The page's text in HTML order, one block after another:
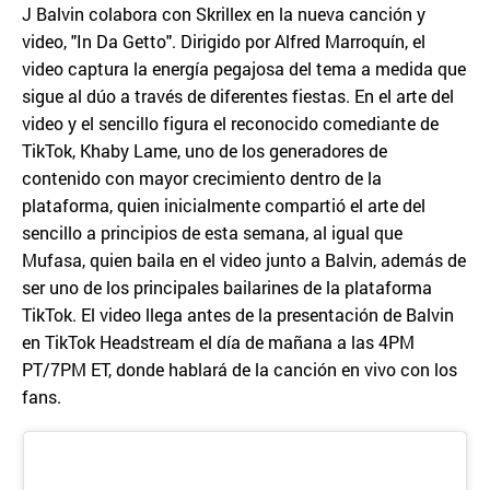
J Balvin colabora con Skrillex en la nueva canción y
video, "In Da Getto". Dirigido por Alfred Marroquín, el
video captura la energía pegajosa del tema a medida que
sigue al dúo a través de diferentes fiestas. En el arte del
video y el sencillo figura el reconocido comediante de
TikTok, Khaby Lame, uno de los generadores de
contenido con mayor crecimiento dentro de la
plataforma, quien inicialmente compartió el arte del
sencillo a principios de esta semana, al igual que
Mufasa, quien baila en el video junto a Balvin, además de
ser uno de los principales bailarines de la plataforma
TikTok. El video llega antes de la presentación de Balvin
en TikTok Headstream el día de mañana a las 4PM
PT/7PM ET, donde hablará de la canción en vivo con los
fans.